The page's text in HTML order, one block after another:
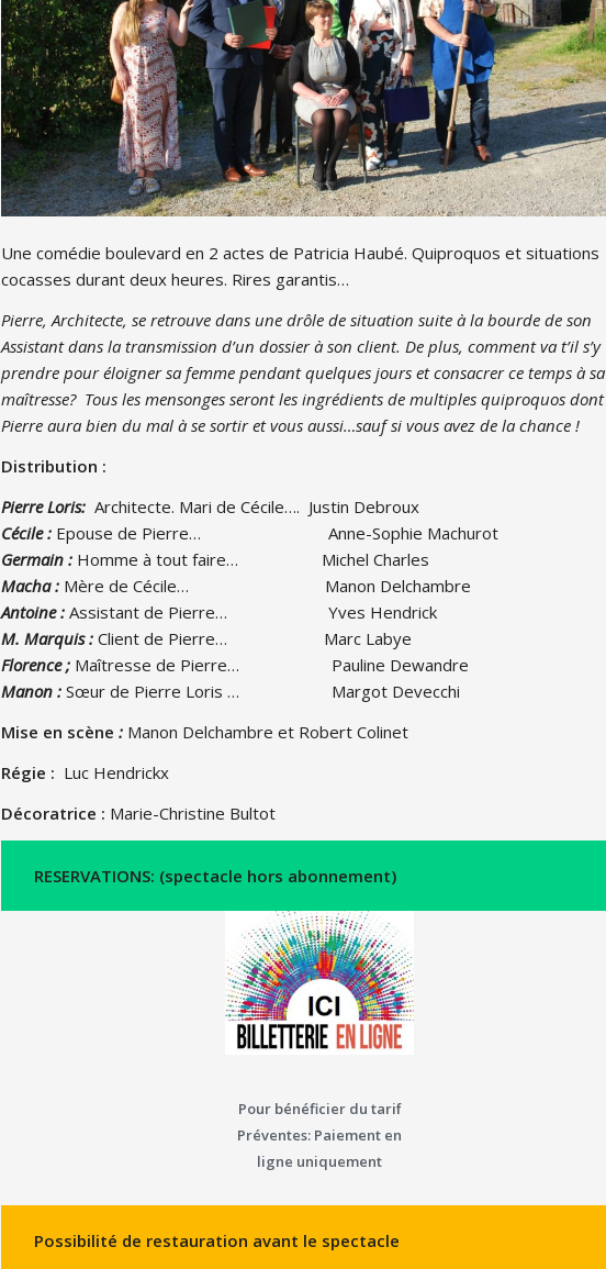
Une comédie boulevard en 2 actes de Patricia Haubé. Quiproquos et situations
cocasses durant deux heures. Rires garantis…
Pierre, Architecte, se retrouve dans une drôle de situation suite à la bourde de son
Assistant dans la transmission d’un dossier à son client. De plus, comment va t’il s’y
prendre pour éloigner sa femme pendant quelques jours et consacrer ce temps à sa
maîtresse? Tous les mensonges seront les ingrédients de multiples quiproquos dont
Pierre aura bien du mal à se sortir et vous aussi…sauf si vous avez de la chance !
Distribution :
Pierre Loris: Architecte. Mari de Cécile…. Justin Debroux
Cécile : Epouse de Pierre… Anne-Sophie Machurot
Germain : Homme à tout faire… Michel Charles
Macha : Mère de Cécile… Manon Delchambre
Antoine : Assistant de Pierre… Yves Hendrick
M. Marquis : Client de Pierre… Marc Labye
Florence ; Maîtresse de Pierre… Pauline Dewandre
Manon : Sœur de Pierre Loris … Margot Devecchi
Mise en scène : Manon Delchambre et Robert Colinet
Régie : Luc Hendrickx
Décoratrice : Marie-Christine Bultot
RESERVATIONS: (spectacle hors abonnement)
Pour bénéficier du tarif
Préventes: Paiement en
ligne uniquement
Possibilité de restauration avant le spectacle